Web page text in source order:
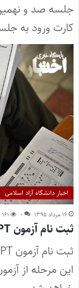
جلسه صد و
کارت ورود به
اخبار دانشگاه آزاد اسلامی
۱۶ مرداد ۱۳۹۵ ۰ ۱۶۱
ثبت نام آزمون EPT دانشگاه آزاد اسلامی آغاز شد